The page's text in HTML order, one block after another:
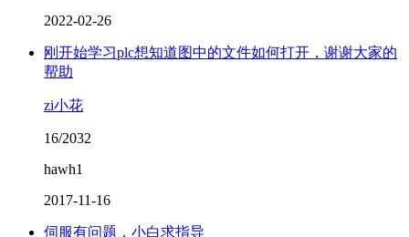
2022-02-26
刚开始学习plc想知道图中的文件如何打开，谢谢大家的
帮助
zi小花
16/2032
hawh1
2017-11-16
伺服有问题，小白求指导